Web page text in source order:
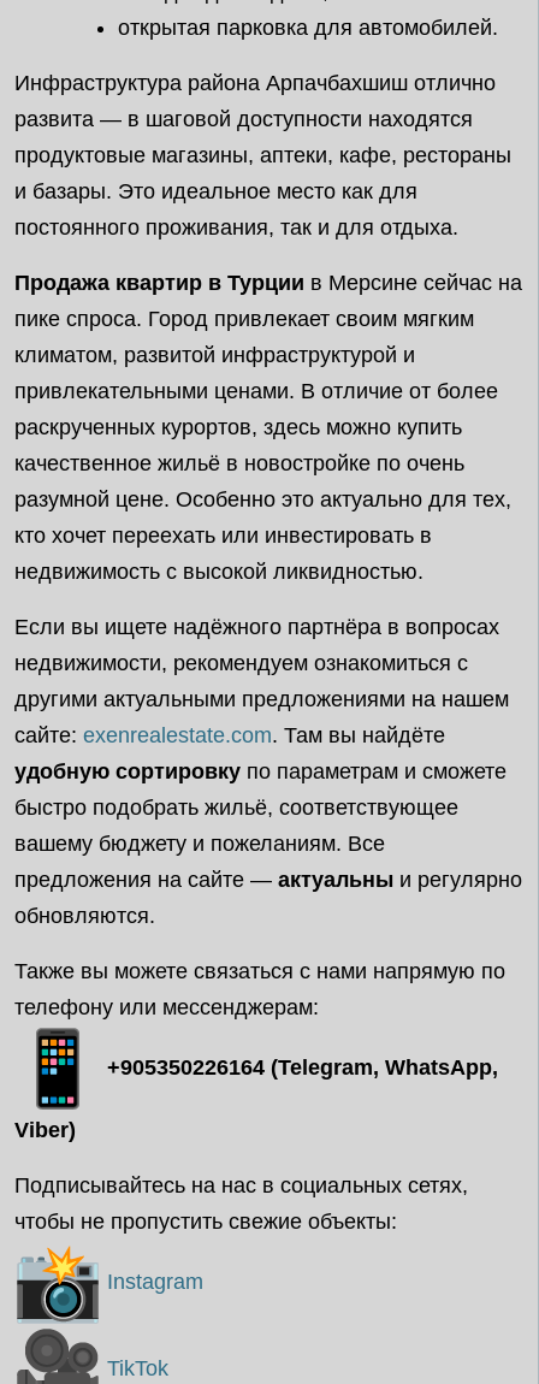
открытая парковка для автомобилей.
Инфраструктура района Арпачбахшиш отлично
развита — в шаговой доступности находятся
продуктовые магазины, аптеки, кафе, рестораны
и базары. Это идеальное место как для
постоянного проживания, так и для отдыха.
Продажа квартир в Турции в Мерсине сейчас на
пике спроса. Город привлекает своим мягким
климатом, развитой инфраструктурой и
привлекательными ценами. В отличие от более
раскрученных курортов, здесь можно купить
качественное жильё в новостройке по очень
разумной цене. Особенно это актуально для тех,
кто хочет переехать или инвестировать в
недвижимость с высокой ликвидностью.
Если вы ищете надёжного партнёра в вопросах
недвижимости, рекомендуем ознакомиться с
другими актуальными предложениями на нашем
сайте: exenrealestate.com. Там вы найдёте
удобную сортировку по параметрам и сможете
быстро подобрать жильё, соответствующее
вашему бюджету и пожеланиям. Все
предложения на сайте — актуальны и регулярно
обновляются.
Также вы можете связаться с нами напрямую по
телефону или мессенджерам:
+905350226164 (Telegram, WhatsApp,
Viber)
Подписывайтесь на нас в социальных сетях,
чтобы не пропустить свежие объекты:
Instagram
TikTok